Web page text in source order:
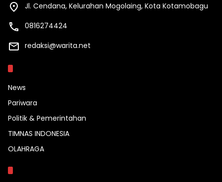
Jl. Cendana, Kelurahan Mogolaing, Kota Kotamobagu
0816274424
redaksi@warita.net
News
Pariwara
Politik & Pemerintahan
TIMNAS INDONESIA
OLAHRAGA